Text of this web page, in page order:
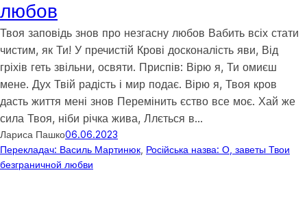
любов
Твоя заповідь знов про незгасну любов Вабить всіх стати
чистим, як Ти! У пречистій Крові досконалість яви, Від
гріхів геть звільни, освяти. Приспів: Вірю я, Ти омиєш
мене. Дух Твій радість і мир подає. Вірю я, Твоя кров
дасть життя мені знов Перемінить єство все моє. Хай же
сила Твоя, ніби річка жива, Ллється в…
Лариса Пашко06.06.2023
Перекладач: Василь Мартинюк Російська назва: О, заветы Твои
безграничной любви